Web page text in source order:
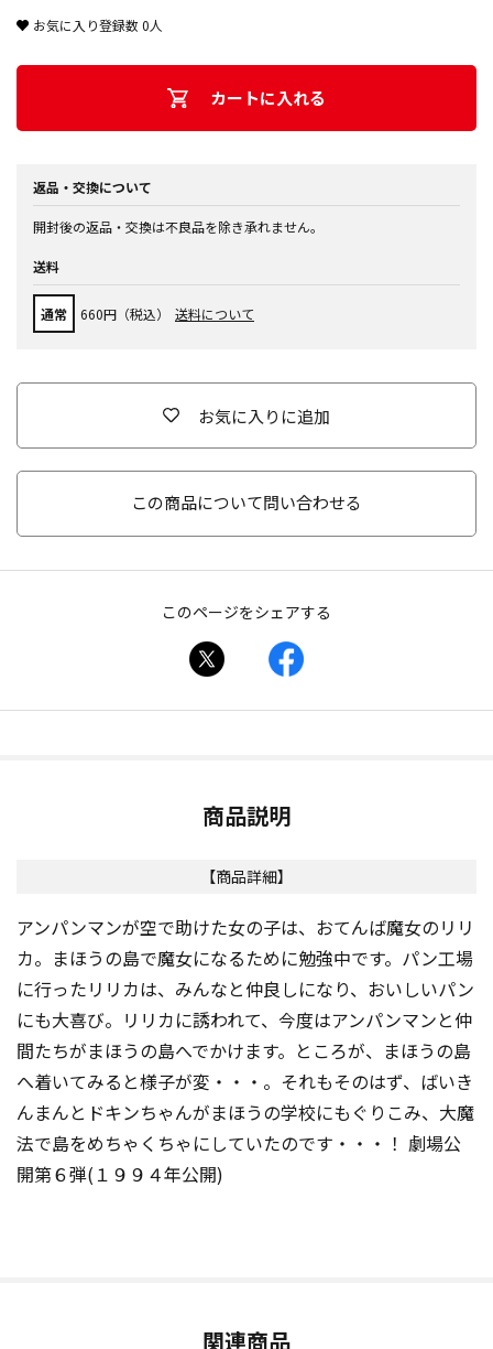
お気に入り登録数0人
カートに入れる
返品・交換について
開封後の返品・交換は不良品を除き承れません。
送料
通常 660円（税込） 送料について
お気に入りに追加
この商品について問い合わせる
このページをシェアする
商品説明
【商品詳細】
アンパンマンが空で助けた女の子は、おてんば魔女のリリ
カ。まほうの島で魔女になるために勉強中です。パン工場
に行ったリリカは、みんなと仲良しになり、おいしいパン
にも大喜び。リリカに誘われて、今度はアンパンマンと仲
間たちがまほうの島へでかけます。ところが、まほうの島
へ着いてみると様子が変・・・。それもそのはず、ばいき
んまんとドキンちゃんがまほうの学校にもぐりこみ、大魔
法で島をめちゃくちゃにしていたのです・・・！ 劇場公
開第６弾(１９９４年公開)
関連商品